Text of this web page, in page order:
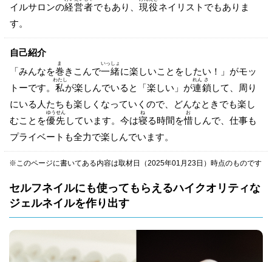
イルサロンの経営者でもあり、 現役ネイリストでもありま
す。
自己紹介
「みんなを巻
ま
きこんで一
いっ
緒
しょ
に楽しいことをしたい！」がモッ
トーです。 私
わたし
が楽しんでいると「楽しい」が連
れん
鎖
さ
して、周り
にいる人たちも楽しくなっていくので、どんなときでも楽し
むことを優
ゆう
先
せん
しています。今は寝
ね
る時間を惜
お
しんで、仕事も
プライベートも全力で楽しんでいます。
※このページに書いてある内容は取材日（2025年01月23日）時点のものです
セルフネイルにも使ってもらえるハイクオリティな
ジェルネイルを作り出す